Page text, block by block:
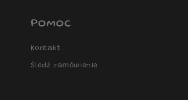
Pomoc
Kontakt
Śledź zamówienie